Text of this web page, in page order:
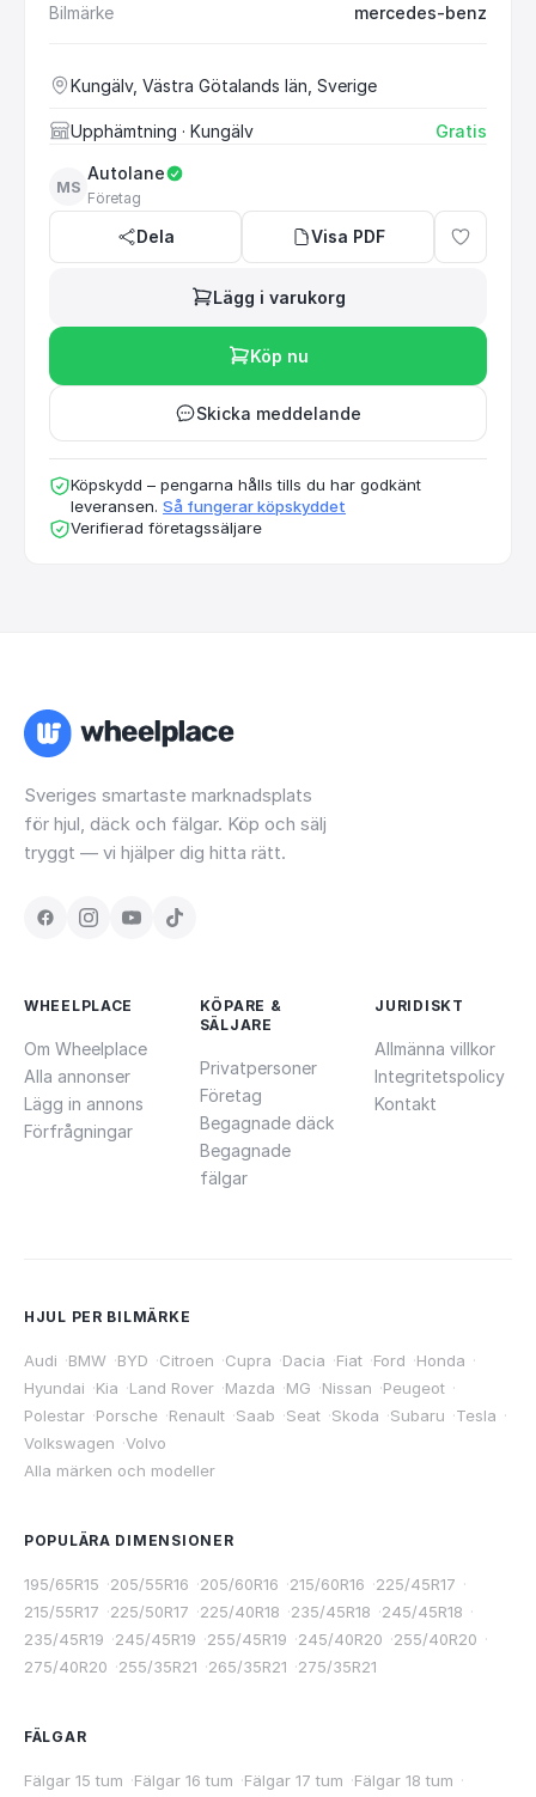
Bilmärke
mercedes-benz
Kungälv, Västra Götalands län, Sverige
Upphämtning · Kungälv Gratis
MS
Autolane
Företag
Dela Visa PDF
Lägg i varukorg
Köp nu
Skicka meddelande
Köpskydd – pengarna hålls tills du har godkänt
leveransen. Så fungerar köpskyddet
Verifierad företagssäljare
Sveriges smartaste marknadsplats
för hjul, däck och fälgar. Köp och sälj
tryggt — vi hjälper dig hitta rätt.
WHEELPLACE
Om Wheelplace
Alla annonser
Lägg in annons
Förfrågningar
KÖPARE &
SÄLJARE
Privatpersoner
Företag
Begagnade däck
Begagnade
fälgar
JURIDISKT
Allmänna villkor
Integritetspolicy
Kontakt
HJUL PER BILMÄRKE
Audi ·BMW ·BYD ·Citroen ·Cupra ·Dacia ·Fiat ·Ford ·Honda ·
Hyundai ·Kia ·Land Rover ·Mazda ·MG ·Nissan ·Peugeot ·
Polestar ·Porsche ·Renault ·Saab ·Seat ·Skoda ·Subaru ·Tesla ·
Volkswagen ·Volvo
Alla märken och modeller
POPULÄRA DIMENSIONER
195/65R15 ·205/55R16 ·205/60R16 ·215/60R16 ·225/45R17 ·
215/55R17 ·225/50R17 ·225/40R18 ·235/45R18 ·245/45R18 ·
235/45R19 ·245/45R19 ·255/45R19 ·245/40R20 ·255/40R20 ·
275/40R20 ·255/35R21 ·265/35R21 ·275/35R21
FÄLGAR
Fälgar 15 tum ·Fälgar 16 tum ·Fälgar 17 tum ·Fälgar 18 tum ·